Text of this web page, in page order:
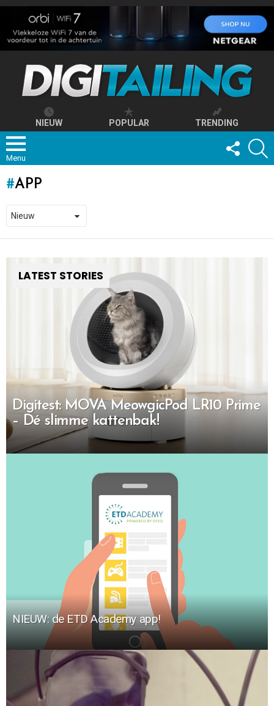
NIEUW POPULAR TRENDING
Menu
FOLLOW
US
APP
LATEST STORIES
Digitest: MOVA MeowgicPod LR10 Prime
– Dé slimme kattenbak!
NIEUW: de ETD Academy app!